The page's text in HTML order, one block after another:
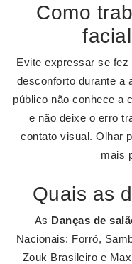
Como
Evite expressar se fez
desconforto durante a
público não conhece a
e não deixe o erro
contato visual. Olhar
mais
Quais as
As Danças de
Nacionais: Forró,
Zouk Brasileiro e